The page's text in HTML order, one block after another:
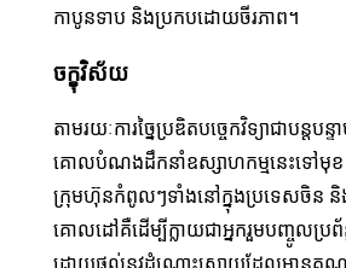
កាបូនទាប និងប្រកបដោយចីរភាព។
ចក្ខុវិស័យ
តាមរយៈការច្នៃប្រឌិតបច្ចេកវិទ្យាជាបន្តប
គោលបំណងដឹកនាំឧស្សាហកម្មនេះទៅមុខ
ក្រុមហ៊ុនកំពូលៗទាំងនៅក្នុងប្រទេសចិន និង
គោលដៅគឺដើម្បីក្លាយជាអ្នករួមបញ្ចូលប្រ
ដោយផ្តល់នូវដំណោះស្រាយដែលមានគុណ